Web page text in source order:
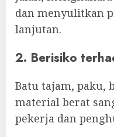
dan menyulitkan
lanjutan.
2. Berisiko
Batu tajam, paku,
material berat
pekerja dan